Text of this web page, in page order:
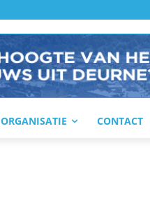
ORGANISATIE CONTACT